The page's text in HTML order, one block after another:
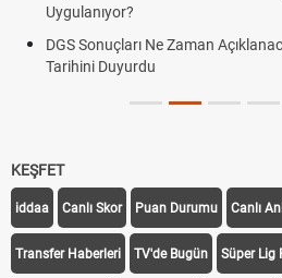
Uygulanıyor?
DGS Sonuçları Ne Zaman
Tarihini Duyurdu
KEŞFET
iddaa Canlı Skor Puan Durumu Canlı
Transfer Haberleri TV'de Bugün Süper Lig